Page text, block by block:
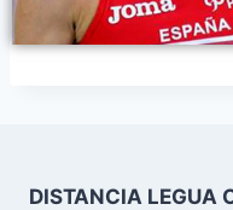
DISTANCIA LEGUA